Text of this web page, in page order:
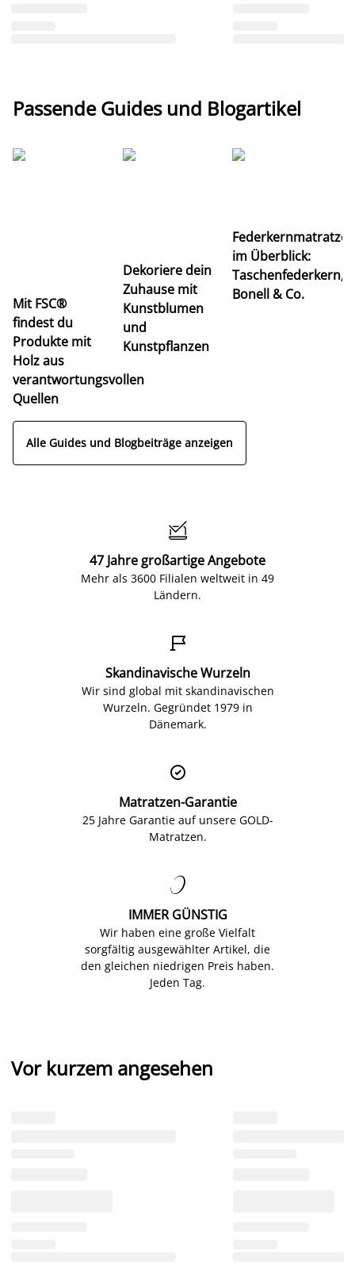
Passende Guides und Blogartikel
Mit FSC®
findest du
Produkte mit
Holz aus
verantwortungsvollen
Quellen
Dekoriere dein
Zuhause mit
Kunstblumen
und
Kunstpflanzen
im Überblick:
Taschenfederkern,
Bonell & Co.
Alle Guides und Blogbeiträge anzeigen

47 Jahre großartige Angebote
Mehr als 3600 Filialen weltweit in 49
Ländern.

Skandinavische Wurzeln
Wir sind global mit skandinavischen
Wurzeln. Gegründet 1979 in
Dänemark.

Matratzen-Garantie
25 Jahre Garantie auf unsere GOLD-
Matratzen.

IMMER GÜNSTIG
Wir haben eine große Vielfalt
sorgfältig ausgewählter Artikel, die
den gleichen niedrigen Preis haben.
Jeden Tag.
Vor kurzem angesehen